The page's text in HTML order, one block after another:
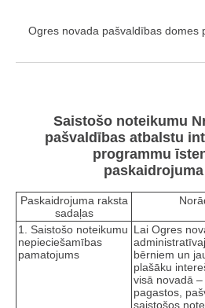
Ogres novada pašvaldības domes
Saistošo noteikumu
pašvaldības atbalstu
programmu
Paskaidrojuma raksta
sadaļas
1. Saistošo noteikumu
nepieciešamības
pamatojums
Lai Ogres
bērniem un
plašāku
visā novadā
pagastos,
saistošos